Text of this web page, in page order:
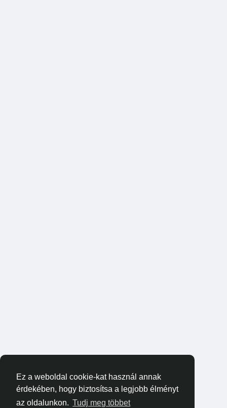
Ez a weboldal cookie-kat használ annak
érdekében, hogy biztosítsa a legjobb élményt
az oldalunkon. Tudj meg többet